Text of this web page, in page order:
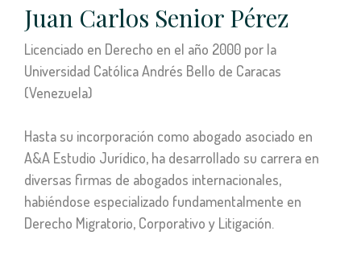
Juan Carlos Senior Pérez
Licenciado en Derecho en el año 2000 por la
Universidad Católica Andrés Bello de Caracas
(Venezuela)
Hasta su incorporación como abogado asociado en
A&A Estudio Jurídico, ha desarrollado su carrera en
diversas firmas de abogados internacionales,
habiéndose especializado fundamentalmente en
Derecho Migratorio, Corporativo y Litigación.